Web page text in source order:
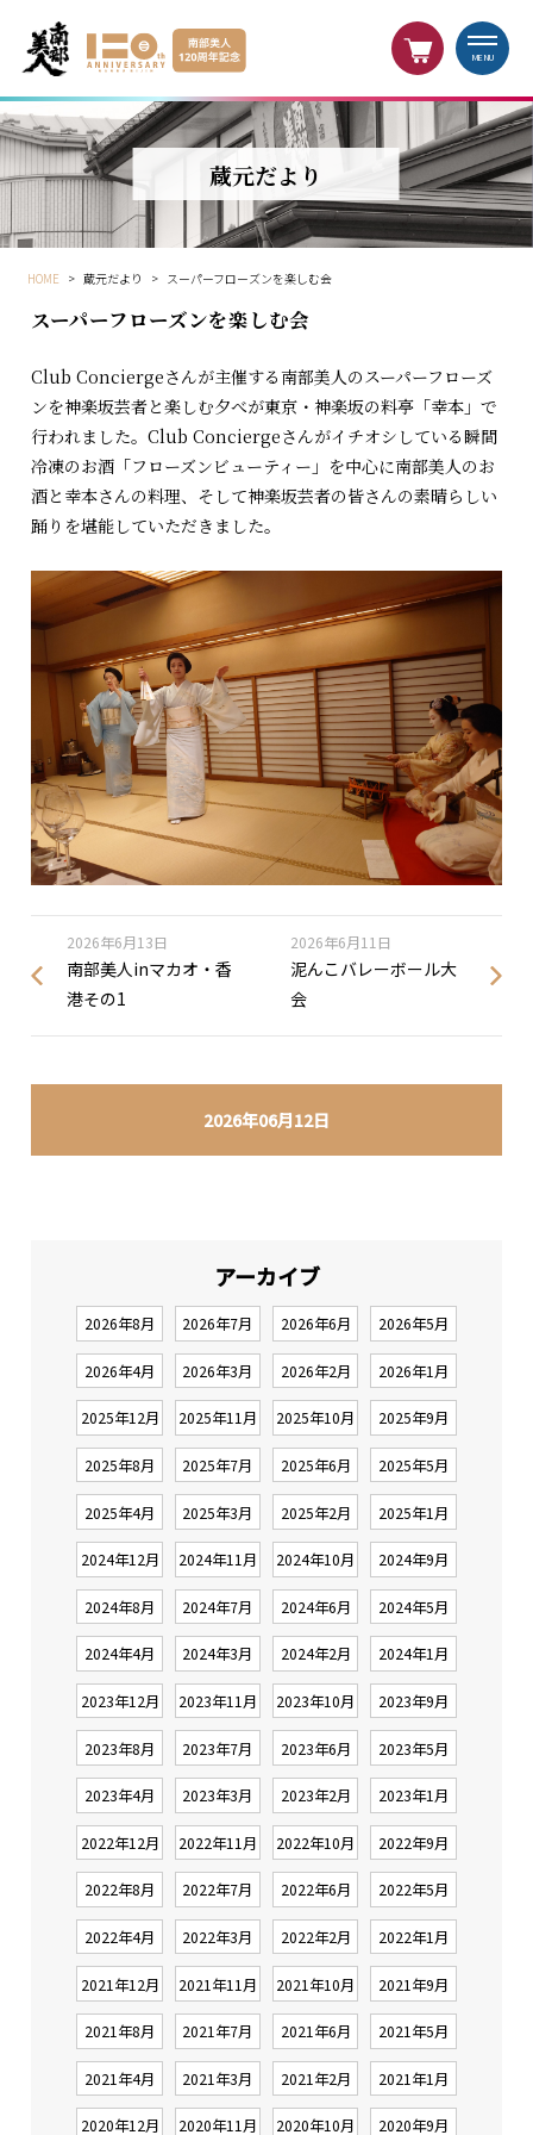
MENU
蔵元だより
HOME > 蔵元だより > スーパーフローズンを楽しむ会
2026年06月12日
スーパーフローズンを楽しむ会
Club Conciergeさんが主催する南部美人のスーパーフローズ
ンを神楽坂芸者と楽しむ夕べが東京・神楽坂の料亭「幸本」で
行われました。Club Conciergeさんがイチオシしている瞬間
冷凍のお酒「フローズンビューティー」を中心に南部美人のお
酒と幸本さんの料理、そして神楽坂芸者の皆さんの素晴らしい
踊りを堪能していただきました。
2026年6月13日
南部美人inマカオ・香
港その1
2026年6月11日
泥んこバレーボール大
会
アーカイブ
2026年8月 2026年7月 2026年6月 2026年5月
2026年4月 2026年3月 2026年2月 2026年1月
2025年12月 2025年11月 2025年10月 2025年9月
2025年8月 2025年7月 2025年6月 2025年5月
2025年4月 2025年3月 2025年2月 2025年1月
2024年12月 2024年11月 2024年10月 2024年9月
2024年8月 2024年7月 2024年6月 2024年5月
2024年4月 2024年3月 2024年2月 2024年1月
2023年12月 2023年11月 2023年10月 2023年9月
2023年8月 2023年7月 2023年6月 2023年5月
2023年4月 2023年3月 2023年2月 2023年1月
2022年12月 2022年11月 2022年10月 2022年9月
2022年8月 2022年7月 2022年6月 2022年5月
2022年4月 2022年3月 2022年2月 2022年1月
2021年12月 2021年11月 2021年10月 2021年9月
2021年8月 2021年7月 2021年6月 2021年5月
2021年4月 2021年3月 2021年2月 2021年1月
2020年12月 2020年11月 2020年10月 2020年9月